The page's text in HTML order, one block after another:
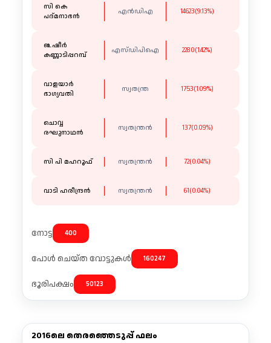
സി കെ
പദ്മനാഭൻ
എന്‍ഡിഎ 14623(9.13%)
ബഷീർ
കണ്ണാടിപ്പറമ്പ്
എസ്ഡിപിഐ 2280(1.42%)
വാളയാർ
ഭാഗ്യവതി
സ്വതന്ത്ര 1753(1.09%)
ചൊവ്വ
രഘുനാഥൻ
സ്വതന്ത്രൻ 137(0.09%)
സി പി മഹറൂഫ് സ്വതന്ത്രൻ 72(0.04%)
വാടി ഹരീന്ദ്രൻ സ്വതന്ത്രൻ 61(0.04%)
നോട്ട 400
പോൾ ചെയ്ത വോട്ടുകൾ 160247
ഭൂരിപക്ഷം 50123
2016ലെ തെരഞ്ഞെടുപ്പ് ഫലം